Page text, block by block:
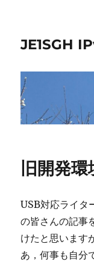
JE1SGH
旧開発環
USB対応ライタ
の皆さんの記事
けたと思います
あ，何事も自分